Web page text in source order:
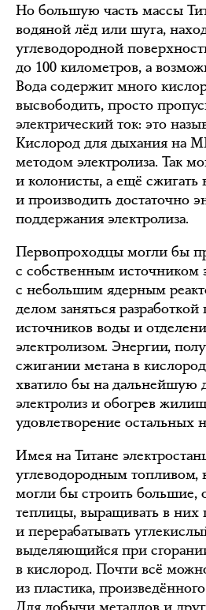
Но большую часть массы
водяной лёд или шуга,
углеводородной
до 100 километров, а
Вода содержит много
высвободить, просто
электрический ток: это
Кислород для дыхания на
методом электролиза. Так
и колонисты, а ещё сжигать
и производить достаточно
поддержания электролиза.
Первопроходцы могли бы
с собственным источником
с небольшим ядерным
делом заняться
источников воды и
электролизом. Энергии,
сжигании метана в
хватило бы на дальнейшую
электролиз и обогрев
удовлетворение остальных
Имея на Титане
углеводородным топливом,
могли бы строить большие,
теплицы, выращивать в
и перерабатывать
выделяющийся при
в кислород. Почти всё
из пластика,